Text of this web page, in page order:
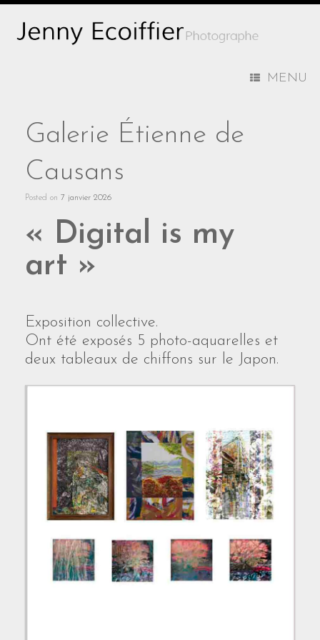
MENU
Galerie Étienne de
Causans
Posted on 7 janvier 2026
« Digital is my
art »
Exposition collective.
Ont été exposés 5 photo-aquarelles et
deux tableaux de chiffons sur le Japon.